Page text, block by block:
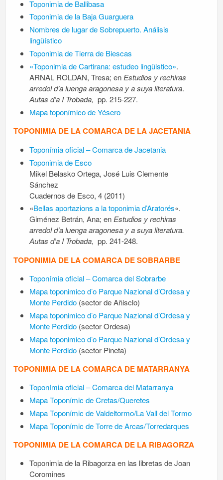
Toponimia de Ballibasa
Toponimia de la Baja Guarguera
Nombres de lugar de Sobrepuerto. Análisis
lingüístico
Toponimia de Tierra de Biescas
«Toponimia de Cartirana: estudeo lingüistico».
ARNAL ROLDAN, Tresa; enEstudios y rechiras
arredol d’a luenga aragonesa y a suya literatura.
Autas d’a I Trobada, pp. 215-227.
Mapa toponímico de Yésero
TOPONIMIA DE LA COMARCA DE LA JACETANIA
Toponímia oficial – Comarca de Jacetania
Toponimia de Esco
Mikel Belasko Ortega, José Luis Clemente
Sánchez
Cuadernos de Esco, 4 (2011)
«Bellas aportazions a la toponimia d’Aratorés«.
Giménez Betrán, Ana; enEstudios y rechiras
arredol d’a luenga aragonesa y a suya literatura.
Autas d’a I Trobada, pp. 241-248.
TOPONIMIA DE LA COMARCA DE SOBRARBE
Toponímia oficial – Comarca del Sobrarbe
Mapa toponimico d’o Parque Nazional d’Ordesa y
Monte Perdido(sector de Añisclo)
Mapa toponimico d’o Parque Nazional d’Ordesa y
Monte Perdido(sector Ordesa)
Mapa toponimico d’o Parque Nazional d’Ordesa y
Monte Perdido(sector Pineta)
TOPONIMIA DE LA COMARCA DE MATARRANYA
Toponímia oficial – Comarca del Matarranya
Mapa Toponímic de Cretas/Queretes
Mapa Toponímic de Valdeltormo/La Vall del Tormo
Mapa Toponímic de Torre de Arcas/Torredarques
TOPONIMIA DE LA COMARCA DE LA RIBAGORZA
Toponimia de la Ribagorza en las libretas de Joan
Coromines